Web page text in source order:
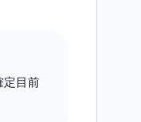
定目前